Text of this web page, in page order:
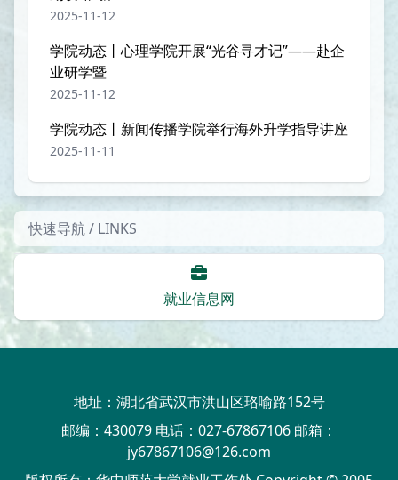
2025-11-12
学院动态丨心理学院开展“光谷寻才记”——赴企
业研学暨
2025-11-12
学院动态丨新闻传播学院举行海外升学指导讲座
2025-11-11
快速导航 / LINKS
就业信息网
地址：湖北省武汉市洪山区珞喻路152号
邮编：430079 电话：027-67867106 邮箱：
jy67867106@126.com